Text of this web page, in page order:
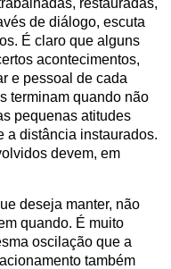
restauradas,
de diálogo, escuta
É claro que alguns
acontecimentos,
e pessoal de cada
terminam quando não
pequenas atitudes
a distância instaurados.
devem, em
deseja manter, não
quando. É muito
oscilação que a
também